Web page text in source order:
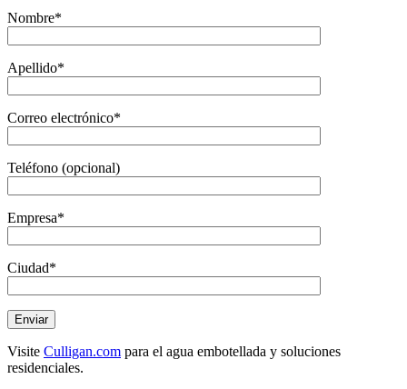
Nombre*
Apellido*
Correo electrónico*
Teléfono (opcional)
Empresa*
Ciudad*
Visite Culligan.com para el agua embotellada y soluciones
residenciales.